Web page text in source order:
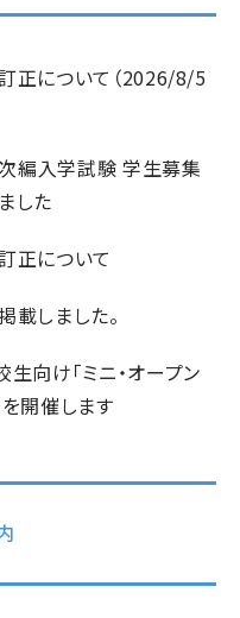
正について（2026/8/5
編入学試験 学生募集
した
正について
しました。
向け「ミニ・オープン
開催します